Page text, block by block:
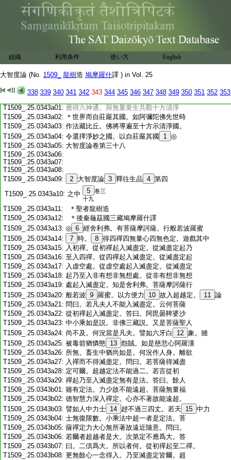
組織 利用条件 使い方 English
大智度論 (No. 1509_ 龍樹造 鳩摩羅什譯 ) in Vol. 25
338 339 340 341 342 343 344 345 346 347 348 349 350 351 352 353
T1509_.25.0342c19:發心時即得菩薩道。二者小住供養十方諸
T1509_.25.0342c20: 佛。通達菩薩道 20 故入菩薩位。即是阿鞞跋
T1509_.25.0342c21:致地。阿鞞跋致地菩薩義如先説。次後菩薩
T1509_.25.0342c22:
大厭世間。世世已來常好眞實惡於欺誑。
是菩薩亦利根堅心。久集無量福徳智慧。初
T1509_.25.0342c24:發心時便得阿耨多羅三藐三菩提。即轉法
T1509_.25.0342c25:輪度無量衆生。入無餘涅槃。法住若一劫
T1509_.25.0342c26:若減一劫。留化佛度衆生。佛有二種神通
T1509_.25.0342c27:力。一者現在時。二者滅後。劫義如上説。
T1509_.25.0342c28: 劫中所度衆生亦復不少。次後菩薩亦利根
T1509_.25.0343a01: 應得六神通。與無量衆生共觀十方清淨
T1509_.25.0343a02: ＊世界而自莊嚴其國。如阿彌陀佛先世時
T1509_.25.0343a03: 作法藏比丘。佛將導遍至十方示清淨國。
T1509_.25.0343a04: 令選擇淨妙之國。以自莊嚴其國 1 ◎
T1509_.25.0343a05: 大智度論卷第三十八
T1509_.25.0343a06:
T1509_.25.0343a07:
T1509_.25.0343a08:
T1509_.25.0343a09:
2 大智度論 3 釋往生品 4 第四
T1509_.25.0343a10: 之中 5
卷三
十九
T1509_.25.0343a11:
＊聖者龍樹造
T1509_.25.0343a12:
＊後秦龜茲國三藏鳩摩羅什譯
T1509_.25.0343a13: ◎ 6 經舍利弗。有菩薩摩訶薩。行般若波羅蜜
T1509_.25.0343a14:
7 時。 8 得四禪四無量心四無色定。遊戲其中
T1509_.25.0343a15: 入初禪。從初禪起入滅盡定。從滅盡定起乃
T1509_.25.0343a16: 至入四禪。從四禪起入滅盡定。從滅盡定起
T1509_.25.0343a17: 入虚空處。從虚空處起入滅盡定。從滅盡定
T1509_.25.0343a18: 起乃至入非有想非無想處。從非有想非無想
T1509_.25.0343a19: 處起入滅盡定。知是舍利弗。菩薩摩訶薩行
T1509_.25.0343a20: 般若波 9 羅蜜。以方便力 10 故入超越定。 11 論
T1509_.25.0343a21: 問曰。若凡夫人不能入滅盡定。云何菩薩
T1509_.25.0343a22: 從初禪起入滅盡定。答曰。阿毘曇鞞婆沙
T1509_.25.0343a23: 中小乘如是説。非佛三藏説。又是菩薩聖人
T1509_.25.0343a24: 尚不及。何況當是凡夫。譬如六牙白 12 象。雖
T1509_.25.0343a25: 被毒箭猶憐愍 13 怨賊。如是慈悲心阿羅漢
T1509_.25.0343a26: 所無。畜生中猶尚如是。何況作人身。離欲
T1509_.25.0343a27: 入禪而不得滅盡定。問曰。若菩薩得滅盡
T1509_.25.0343a28: 定可爾。超越定法不能過二。若言從初
T1509_.25.0343a29: 禪起乃至入滅盡定無有是法。答曰。餘人
T1509_.25.0343b01: 雖有定法。力少故不能遠超。菩薩無量福
T1509_.25.0343b02: 徳智慧力深入禪定。心亦不著故能遠超。
T1509_.25.0343b03: 譬如人中力士 14 趠不過三四丈。若天 15 中力
T1509_.25.0343b04: 士無復限數。小乘法中超一者是定法。菩
T1509_.25.0343b05: 薩禪定力大心無所著故遠近隨意。問曰。
T1509_.25.0343b06: 若爾者超越者是大。次第定不應爲大。答
T1509_.25.0343b07: 曰。二倶爲大。所以者何。從初禪起至二禪。
T1509_.25.0343b08: 更無餘心一念得入。乃至滅盡定皆爾。超